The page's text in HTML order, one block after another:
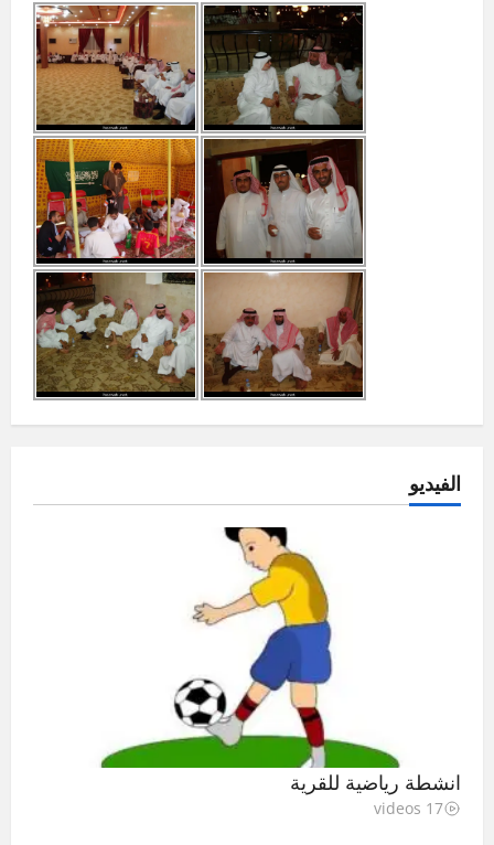
الفيديو
انشطة رياضية للقرية
17 videos